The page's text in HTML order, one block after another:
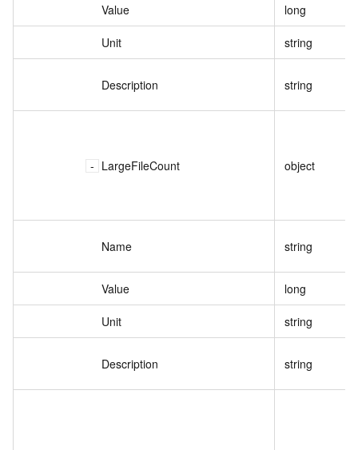
Value long
Unit string
Description string
LargeFileCount object
Name string
Value long
Unit string
Description string